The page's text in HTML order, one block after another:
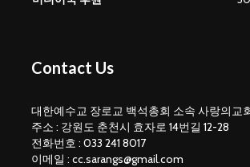
Contact Us
대한예수교 장로교 백석총회 소속 사랑의교
주소 : 강원도 춘천시 효자로 14번길 12-28
전화번호 : 033 241 8017
이메일 : cc.sarangs@gmail.com